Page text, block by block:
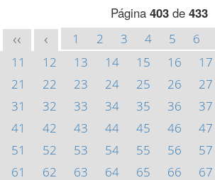
Página 403de 433
<< < 1 2 3 4 5 6
11
12 13 14 15 16 17
21
22 23 24 25 26 27
31
32 33 34 35 36 37
41
42 43 44 45 46 47
51
52 53 54 55 56 57
61
62 63 64 65 66 67